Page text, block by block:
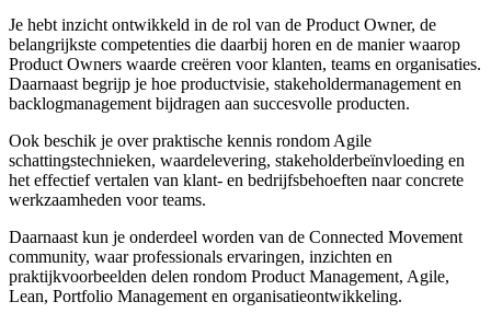
Je hebt inzicht ontwikkeld in de rol van de Product Owner, de
belangrijkste competenties die daarbij horen en de manier waarop
Product Owners waarde creëren voor klanten, teams en organisaties.
Daarnaast begrijp je hoe productvisie, stakeholdermanagement en
backlogmanagement bijdragen aan succesvolle producten.
Ook beschik je over praktische kennis rondom Agile
schattingstechnieken, waardelevering, stakeholderbeïnvloeding en
het effectief vertalen van klant- en bedrijfsbehoeften naar concrete
werkzaamheden voor teams.
Daarnaast kun je onderdeel worden van de Connected Movement
community, waar professionals ervaringen, inzichten en
praktijkvoorbeelden delen rondom Product Management, Agile,
Lean, Portfolio Management en organisatieontwikkeling.